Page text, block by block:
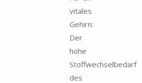
vitales
Gehirn:
Der
hohe
Stoffwechselbedarf
des